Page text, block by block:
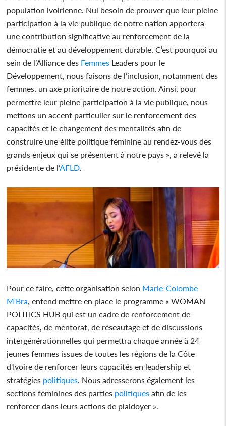
population ivoirienne. Nul besoin de prouver que leur pleine
participation à la vie publique de notre nation apportera
une contribution significative au renforcement de la
démocratie et au développement durable. C’est pourquoi au
sein de l’Alliance des Femmes Leaders pour le
Développement, nous faisons de l’inclusion, notamment des
femmes, un axe prioritaire de notre action. Ainsi, pour
permettre leur pleine participation à la vie publique, nous
mettons un accent particulier sur le renforcement des
capacités et le changement des mentalités afin de
construire une élite politique féminine au rendez-vous des
grands enjeux qui se présentent à notre pays », a relevé la
présidente de l’AFLD
Pour ce faire, cette organisation selon Marie-Colombe
M'Bra , entend mettre en place le programme « WOMAN
POLITICS HUB qui est un cadre de renforcement de
capacités, de mentorat, de réseautage et de discussions
intergénérationnelles qui permettra chaque année à 24
jeunes femmes issues de toutes les régions de la Côte
d'Ivoire de renforcer leurs capacités en leadership et
stratégies politiques . Nous adresserons également les
sections féminines des parties politiques afin de les
renforcer dans leurs actions de plaidoyer ».